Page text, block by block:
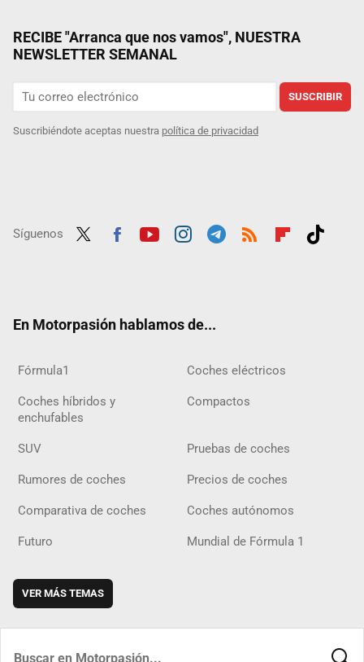
RECIBE "Arranca que nos vamos", NUESTRA
NEWSLETTER SEMANAL
SUSCRIBIR
Suscribiéndote aceptas nuestra política de privacidad
Síguenos
En Motorpasión hablamos de...
Fórmula1 Coches eléctricos
Coches híbridos y
enchufables
Compactos
SUV Pruebas de coches
Rumores de coches Precios de coches
Comparativa de coches Coches autónomos
Futuro Mundial de Fórmula 1
VER MÁS TEMAS